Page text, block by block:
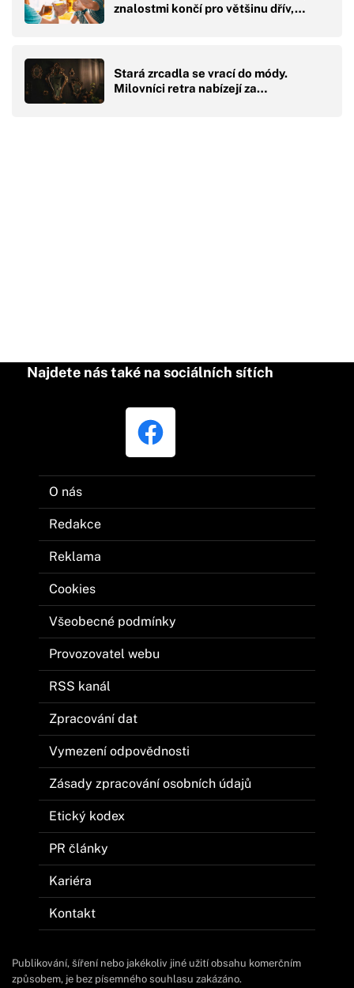
znalostmi končí pro většinu dřív,…
Stará zrcadla se vrací do módy.
Milovníci retra nabízejí za…
Najdete nás také na sociálních sítích
O nás
Redakce
Reklama
Cookies
Všeobecné podmínky
Provozovatel webu
RSS kanál
Zpracování dat
Vymezení odpovědnosti
Zásady zpracování osobních údajů
Etický kodex
PR články
Kariéra
Kontakt
Publikování, šíření nebo jakékoliv jiné užití obsahu komerčním
způsobem, je bez písemného souhlasu zakázáno.